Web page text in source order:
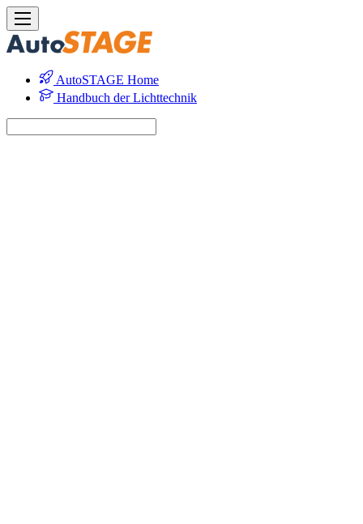
AutoSTAGE Home
Handbuch der Lichttechnik